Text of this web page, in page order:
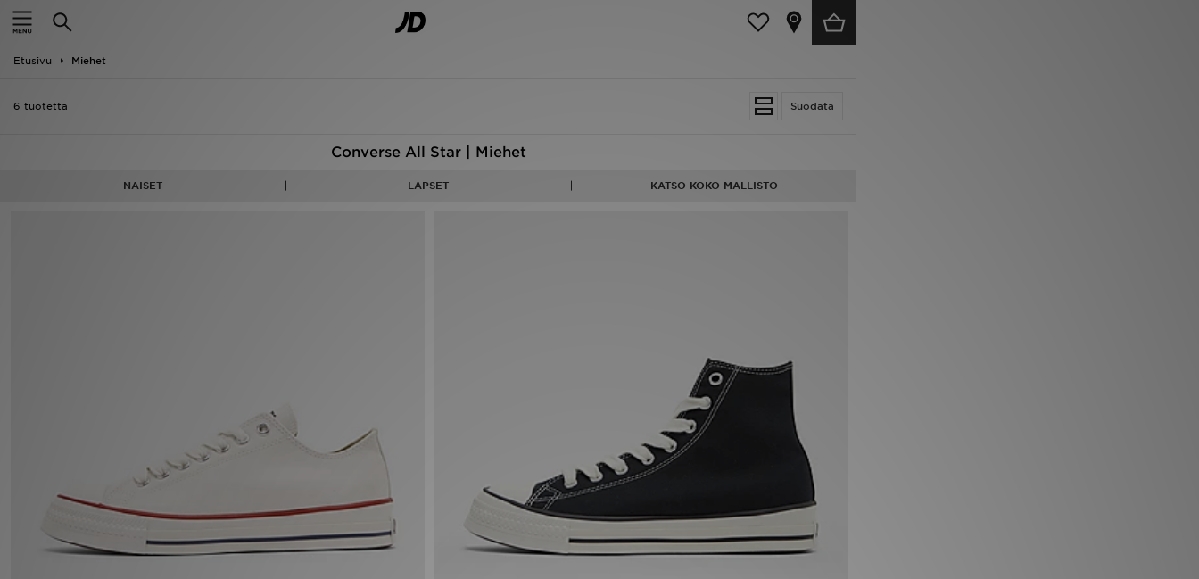
Etusivu Miehet
Suodata
6 tuotetta
Converse All Star | Miehet
NAISET LAPSET KATSO KOKO MALLISTO
Etusivu
Uutuudet